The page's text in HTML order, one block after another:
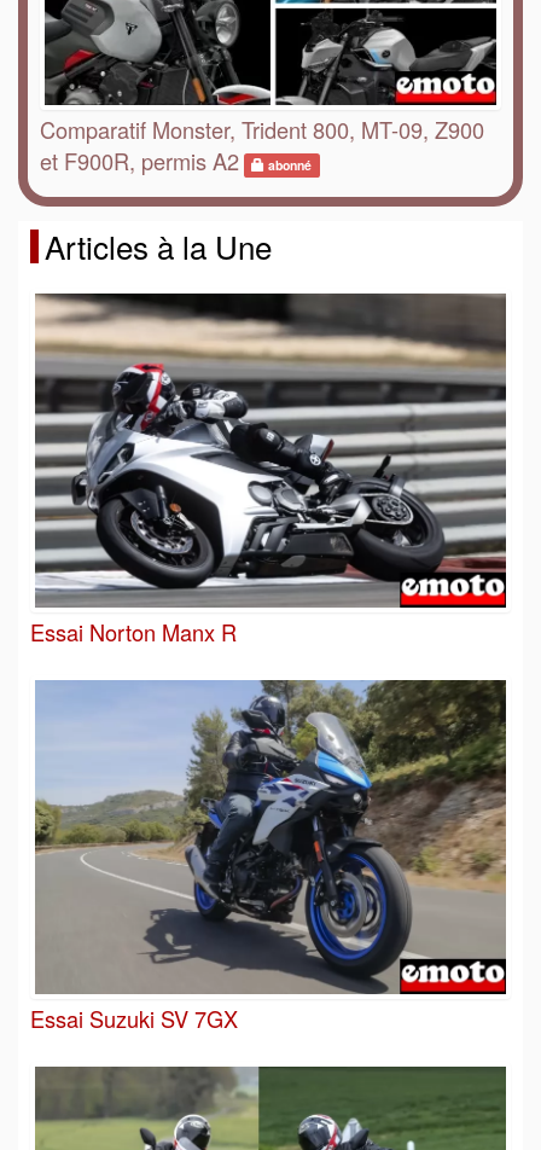
Comparatif Monster, Trident 800, MT-09, Z900
et F900R, permis A2
abonné
Articles à la Une
Essai Norton Manx R
Essai Suzuki SV 7GX